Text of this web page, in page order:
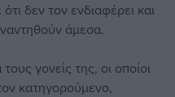
δεν τον ενδιαφέρει και
άμεσα.
γονείς της, οι οποίοι
κατηγορούμενο,